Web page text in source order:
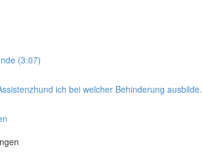
(3:07)
ich bei welcher Behinderung ausbilde.